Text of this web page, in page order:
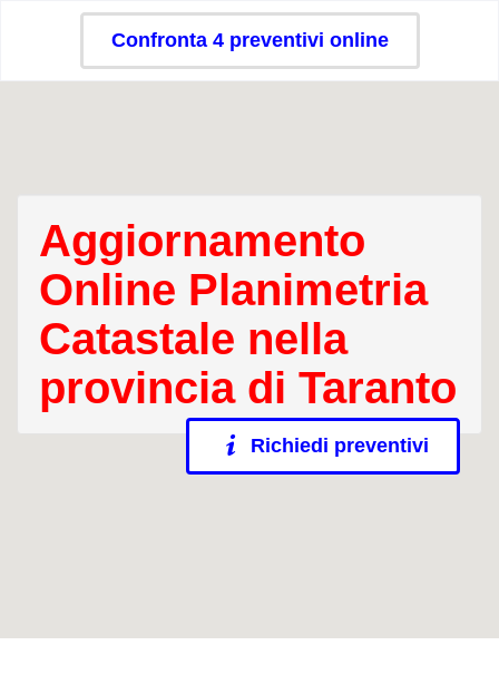
Confronta 4 preventivi online
Aggiornamento
Online Planimetria
Catastale nella
provincia di Taranto
Richiedi preventivi